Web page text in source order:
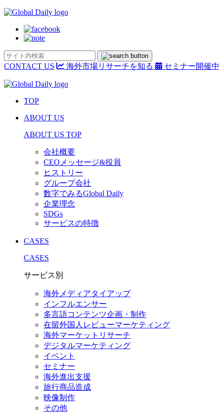
CONTACT US 海外市場リサーチを知る セミナー開催中
TOP
ABOUT US
ABOUT US TOP
会社概要
CEOメッセージ&役員
ヒストリー
グループ会社
数字でみるGlobal Daily
企業理念
SDGs
サービスの特徴
CASES
CASES
サービス別
海外メディアタイアップ
インフルエンサー
多言語コンテンツ企画・制作
在留外国⼈レビューマーケティング
海外マーケットリサーチ
デジタルマーケティング
イベント
セミナー
海外進出支援
旅行商品造成
映像制作
その他